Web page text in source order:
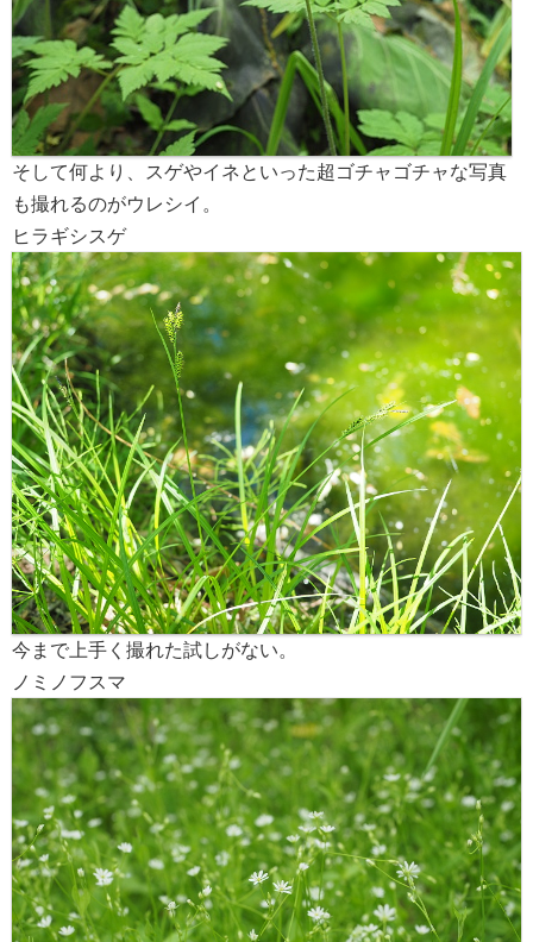
そして何より、スゲやイネといった超ゴチャゴチャな写真
も撮れるのがウレシイ。
ヒラギシスゲ
今まで上手く撮れた試しがない。
ノミノフスマ